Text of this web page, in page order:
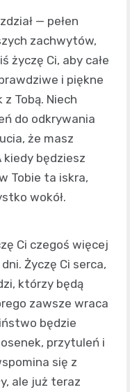
— pełen
zachwytów,
życzę Ci, aby całe
i piękne
Tobą. Niech
do odkrywania
że masz
kiedy będziesz
Tobie ta iskra,
wokół.
Ci czegoś więcej
Życzę Ci serca,
którzy będą
zawsze wraca
będzie
przytuleń i
się z
ale już teraz